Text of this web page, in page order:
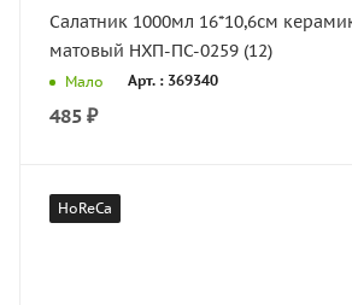
Салатник 1000мл 16*10,6см
матовый НХП-ПС-0259 (12)
Мало Арт. : 369340
485 ₽
HoReCa